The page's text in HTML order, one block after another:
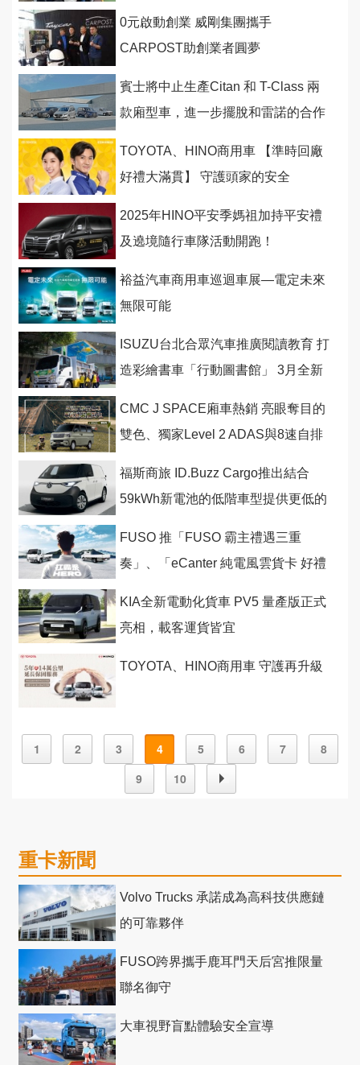
0元啟動創業 威剛集團攜手
CARPOST助創業者圓夢
賓士將中止生產Citan 和 T-Class 兩
款廂型車，進一步擺脫和雷諾的合作
TOYOTA、HINO商用車 【準時回廠
好禮大滿貫】 守護頭家的安全
2025年HINO平安季媽祖加持平安禮
及遶境隨行車隊活動開跑！
裕益汽車商用車巡迴車展—電定未來
無限可能
ISUZU台北合眾汽車推廣閱讀教育 打
造彩繪書車「行動圖書館」 3月全新
CMC J SPACE廂車熱銷 亮眼奪目的
雙色、獨家Level 2 ADAS與8速自排
福斯商旅 ID.Buzz Cargo推出結合
59kWh新電池的低階車型提供更低的
FUSO 推「FUSO 霸主禮遇三重
奏」、「eCanter 純電風雲貨卡 好禮
KIA全新電動化貨車 PV5 量產版正式
亮相，載客運貨皆宜
TOYOTA、HINO商用車 守護再升級
1 2 3 4 5 6 7
8
9
10
重卡新聞
Volvo Trucks 承諾成為高科技供應鏈
的可靠夥伴
FUSO跨界攜手鹿耳門天后宮推限量
聯名御守
大車視野盲點體驗安全宣導